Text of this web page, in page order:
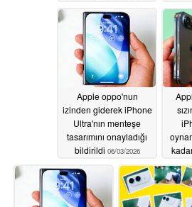
Apple oppo'nun
izinden giderek iPhone
Ultra'nın menteşe
tasarımını onayladığı
bildirildi 06/03/2026